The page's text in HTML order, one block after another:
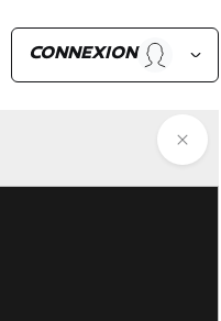
CONNEXION